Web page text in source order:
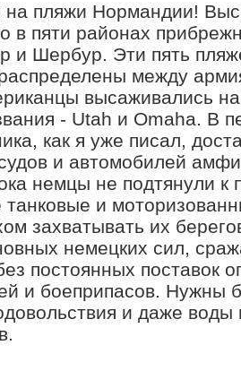
пляжи Нормандии!
в пяти районах
и Шербур. Эти пять
между
высаживались
- Utah и Omaha. В
как я уже писал,
и автомобилей
немцы не подтянули к
и
захватывать их
немецких сил,
постоянных поставок
и боеприпасов. Нужны
и даже воды